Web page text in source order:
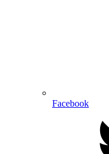
Facebook